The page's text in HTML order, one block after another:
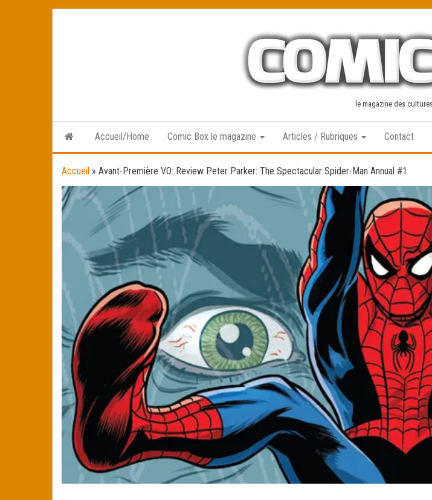
le magazine des
Accueil/Home Comic Box le magazine Articles / Rubriques Contact
Accueil » Avant-Première VO: Review Peter Parker: The Spectacular Spider-Man Annual #1